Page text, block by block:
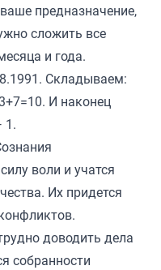
предназначение,
сложить все
и года.
Складываем:
И наконец
1.
воли и учатся
Их придется
доводить дела
собранности